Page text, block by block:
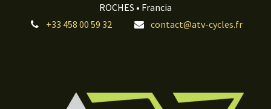
ROCHES • Francia
+33 458 00 59 32
contact@atv-cycles.fr